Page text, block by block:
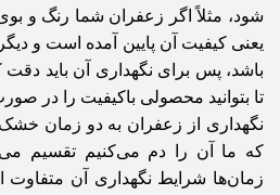
شود، مثلاً اگر زعفران شما رنگ و
یعنی کیفیت آن پایین آمده است و
باشد، پس برای نگهداری آن باید دقت
تا بتوانید محصولی باکیفیت را در
نگهداری از زعفران به دو زمان
که ما آن را دم می‌کنیم تقسیم
زمان‌ها شرایط نگهداری آن